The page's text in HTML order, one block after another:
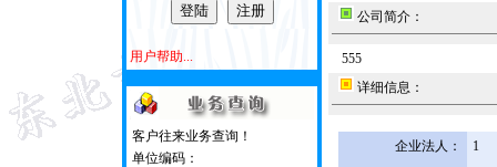
用户帮助...
客户往来业务查询！
单位编码：
公司简介：
555
详细信息：
企业法人：
1